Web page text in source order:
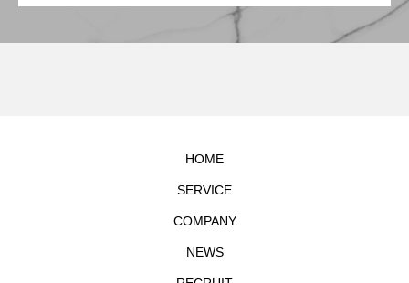
HOME
SERVICE
COMPANY
NEWS